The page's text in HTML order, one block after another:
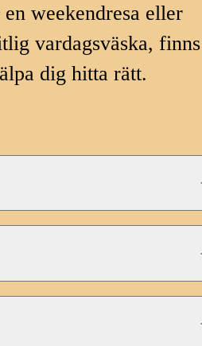
weekendresa eller
vardagsväska, finns
dig hitta rätt.